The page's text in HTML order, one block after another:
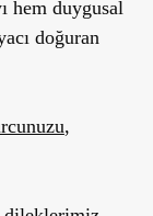
hem duygusal
doğuran
,